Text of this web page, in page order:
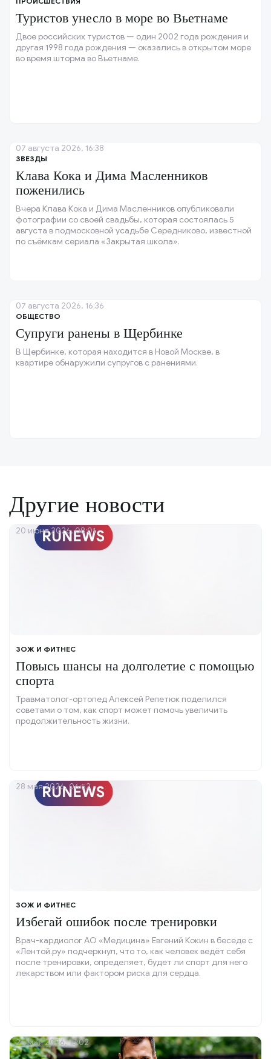
Туристов унесло в море во Вьетнаме
Двое российских туристов — один 2002 года рождения и
другая 1998 года рождения — оказались в открытом море
во время шторма во Вьетнаме.
ЗВЕЗДЫ
Клава Кока и Дима Масленников
поженились
Вчера Клава Кока и Дима Масленников опубликовали
фотографии со своей свадьбы, которая состоялась 5
августа в подмосковной усадьбе Середниково, известной
по съёмкам сериала «Закрытая школа».
07 августа 2026, 16:38
ОБЩЕСТВО
Супруги ранены в Щербинке
В Щербинке, которая находится в Новой Москве, в
квартире обнаружили супругов с ранениями.
07 августа 2026, 16:36
Другие новости
ЗОЖ И ФИТНЕС
Повысь шансы на долголетие с помощью
спорта
Травматолог-ортопед Алексей Репетюк поделился
советами о том, как спорт может помочь увеличить
продолжительность жизни.
20 июня 2026, 08:01
ЗОЖ И ФИТНЕС
Избегай ошибок после тренировки
Врач-кардиолог АО «Медицина» Евгений Кокин в беседе с
«Лентой.ру» подчеркнул, что то, как человек ведёт себя
после тренировки, определяет, будет ли спорт для него
лекарством или фактором риска для сердца.
28 мая 2026, 06:52
26 мая 2026, 15:02